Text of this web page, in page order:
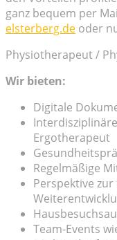
ganz bequem per
elsterberg.de oder
Physiotherapeut /
Wir bieten:
Digitale
Ergotherapeut
Regelmäßige
Perspektive
Team-Events